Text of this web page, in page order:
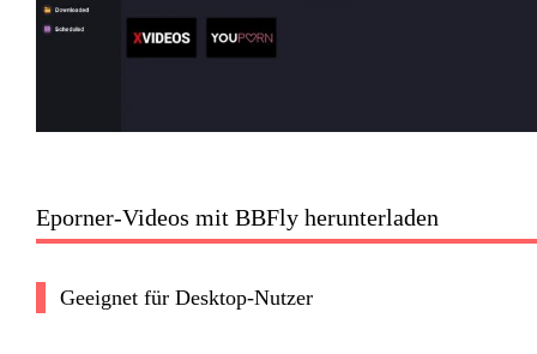
Eporner-Videos mit BBFly herunterladen
Geeignet für Desktop-Nutzer